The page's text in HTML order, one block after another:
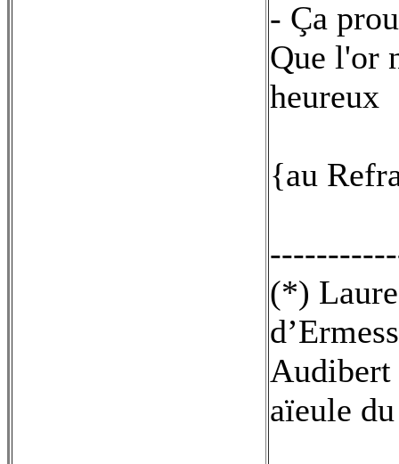
- Ça
Que l'or
heureux
{au
(*)
Audibert
aïeule